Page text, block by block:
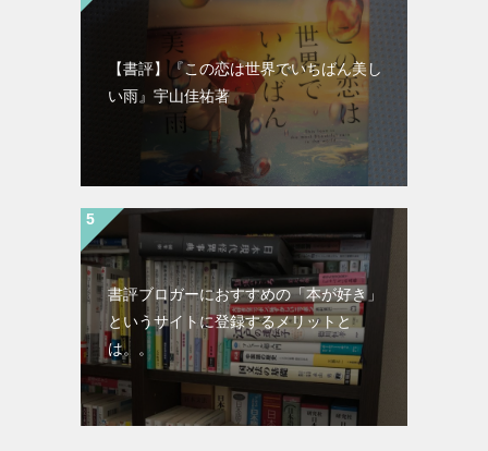
【書評】『この恋は世界でいちばん美し
い雨』宇山佳祐著
書評ブロガーにおすすめの「本が好き」
というサイトに登録するメリットと
は。。